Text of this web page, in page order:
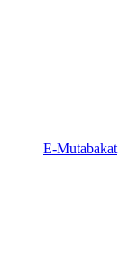
E-Mutabakat